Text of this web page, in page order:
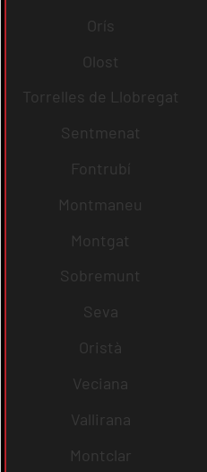
Orís
Olost
Torrelles de Llobregat
Sentmenat
Fontrubí
Montmaneu
Montgat
Sobremunt
Seva
Oristà
Veciana
Vallirana
Montclar